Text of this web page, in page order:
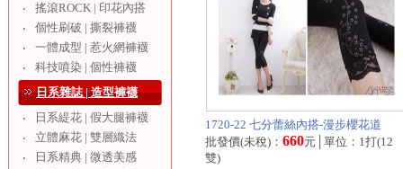
‧
搖滾ROCK | 印花內搭
‧
個性刷破 | 撕裂褲襪
‧
一體成型 | 惹火網褲襪
‧
科技噴染 | 個性褲襪
日系雜誌 | 造型褲襪
‧
日系緹花 | 假大腿褲襪
‧
立體麻花 | 雙層織法
‧
日系精典 | 微透美感
1720-22 七分蕾絲內搭-漫步櫻花道
批發價(未稅)： 660元│單位：1打(12
雙)